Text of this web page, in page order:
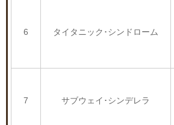
6 タイタニック･シンドローム
7 サブウェイ･シンデレラ